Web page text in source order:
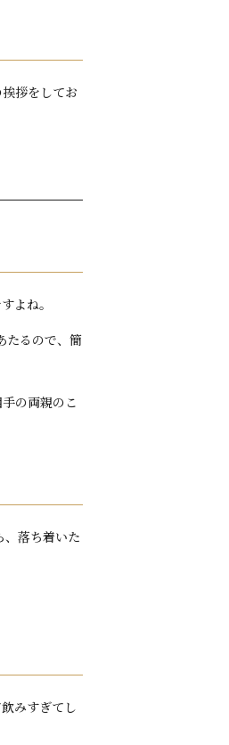
拶をしてお
よね。
たるので、簡
の両親のこ
、落ち着いた
みすぎてし